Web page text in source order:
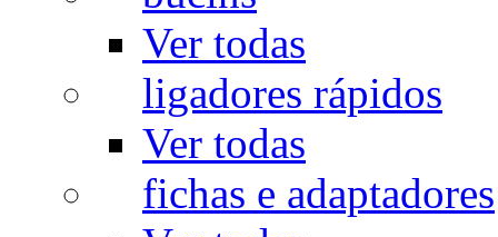
Ver todas
ligadores rápidos
Ver todas
fichas e adaptadores